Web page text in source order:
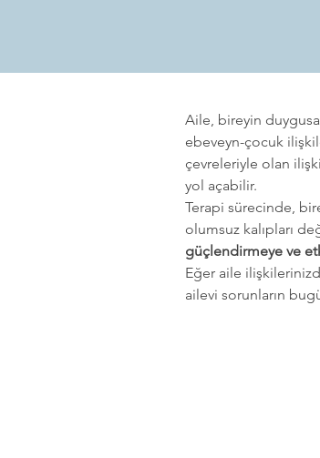
Aile, bireyin
ebeveyn-çocuk
çevreleriyle olan
yol açabilir.
Terapi sürecinde,
olumsuz kalıpları
güçlendirmeye ve
Eğer aile
ailevi sorunların